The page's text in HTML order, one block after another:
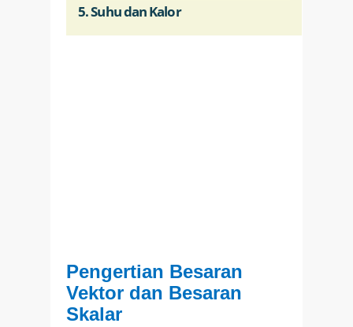
5. Suhu dan Kalor
Pengertian Besaran
Vektor dan Besaran
Skalar